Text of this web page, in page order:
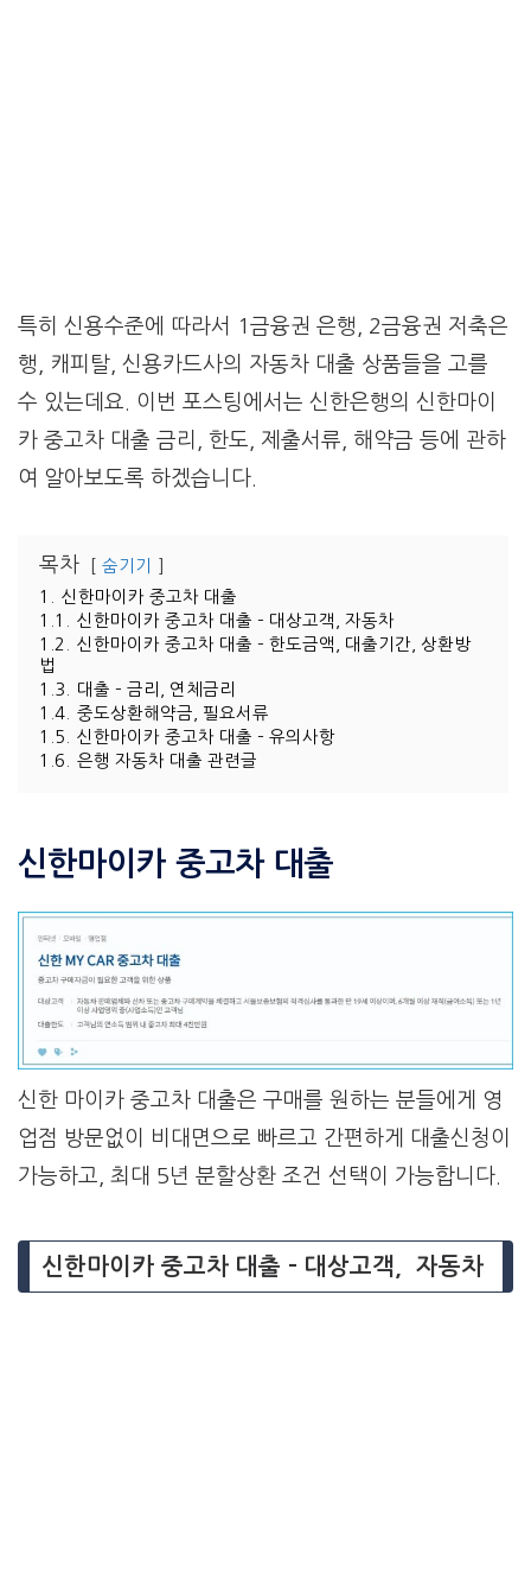
특히 신용수준에 따라서 1금융권 은행, 2금융권 저축은
행, 캐피탈, 신용카드사의 자동차 대출 상품들을 고를
수 있는데요. 이번 포스팅에서는 신한은행의 신한마이
카 중고차 대출 금리, 한도, 제출서류, 해약금 등에 관하
여 알아보도록 하겠습니다.
목차
숨기기
1.
신한마이카 중고차 대출
1.1.
신한마이카 중고차 대출 – 대상고객, 자동차
1.2.
신한마이카 중고차 대출 – 한도금액, 대출기간, 상환방
법
1.3.
대출 – 금리, 연체금리
1.4.
중도상환해약금, 필요서류
1.5.
신한마이카 중고차 대출 – 유의사항
1.6.
은행 자동차 대출 관련글
신한마이카 중고차 대출
신한 마이카 중고차 대출은 구매를 원하는 분들에게 영
업점 방문없이 비대면으로 빠르고 간편하게 대출신청이
가능하고, 최대 5년 분할상환 조건 선택이 가능합니다.
신한마이카 중고차 대출 – 대상고객, 자동차